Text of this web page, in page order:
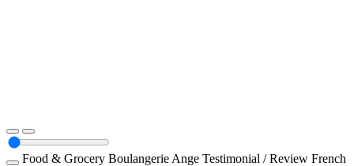
Food & Grocery Boulangerie Ange Testimonial / Review French